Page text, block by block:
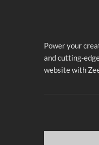
Power your
and cutting-
website with